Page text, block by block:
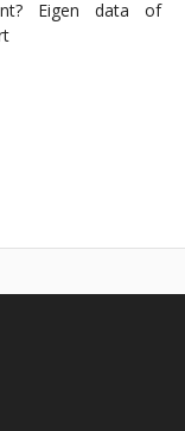
Eigen data of